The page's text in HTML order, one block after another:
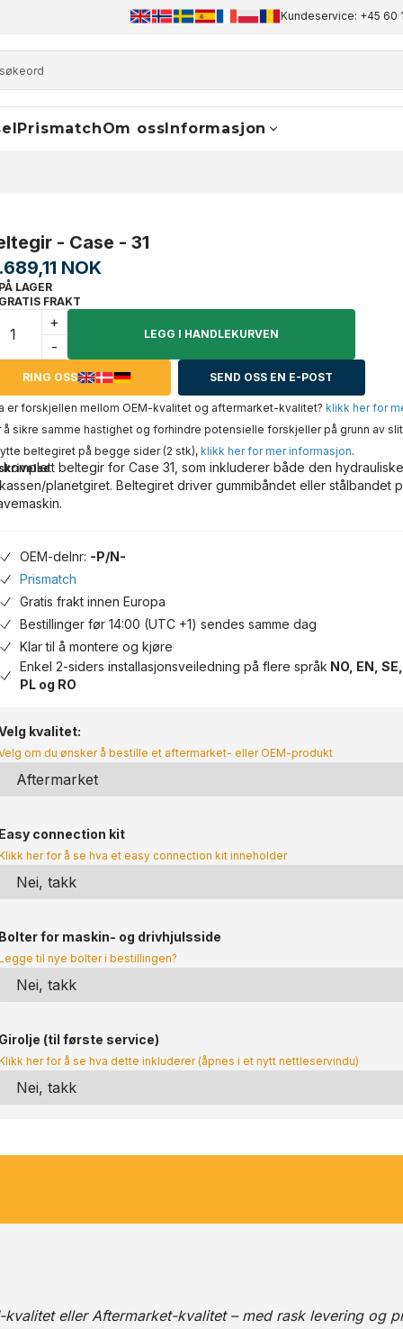
+45 60 17 81 50 info@finaldrive-trackmotors.com
Kundeservice: +45 60
PrismatchOm ossInformasjon
- Case - 31
NOK
PÅ LAGER
GRATIS FRAKT
+
-
LEGG I HANDLEKURVEN
RING OSS SEND OSS EN E-POST
er forskjellen mellom OEM-kvalitet og aftermarket-kvalitet? klikk her for
å sikre samme hastighet og forhindre potensielle forskjeller på grunn av
beltegiret på begge sider (2 stk),klikk her for mer informasjon.
komplett beltegir for Case 31, som inkluderer både den
planetgiret. Beltegiret driver gummibåndet eller stålbandet
OEM-delnr: -P/N-
Prismatch
Gratis frakt innen Europa
Bestillinger før 14:00 (UTC +1) sendes samme dag
Klar til å montere og kjøre
Enkel 2-siders installasjonsveiledning på flere språk NO, EN,
PL og RO
kvalitet:
om du ønsker å bestille et aftermarket- eller OEM-produkt
Easy connection kit
her for å se hva et easy connection kit inneholder
Bolter for maskin- og drivhjulsside
til nye bolter i bestillingen?
Girolje (til første service)
her for å se hva dette inkluderer (åpnes i et nytt nettleservindu)
kvalitet eller Aftermarket-kvalitet – med rask levering og